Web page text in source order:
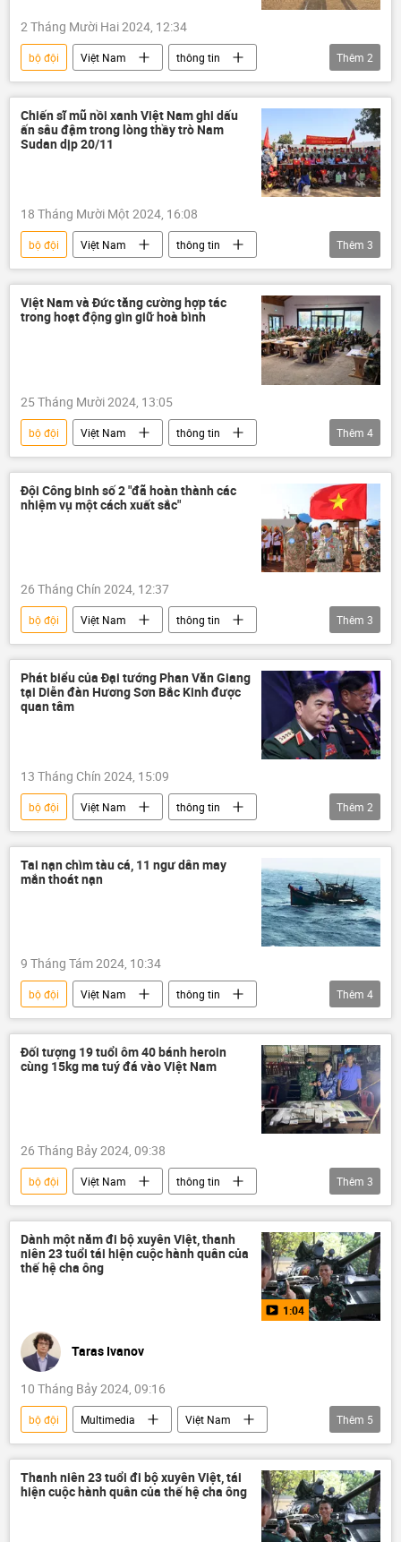
2 Tháng Mười Hai 2024, 12:34
bộ đội Việt Nam
thông tin
Cục Gìn giữ hòa bình Việt Nam
Quân đội Nhân dân Việt Nam
Thêm 2
Chiến sĩ mũ nồi xanh Việt Nam ghi dấu
ấn sâu đậm trong lòng thầy trò Nam
Sudan dịp 20/11
18 Tháng Mười Một 2024, 16:08
bộ đội Việt Nam
thông tin
Cục Gìn giữ hòa bình Việt Nam
Liên Hợp Quốc
Bộ Quốc phòng Việt Nam
Thêm 3
Việt Nam và Đức tăng cường hợp tác
trong hoạt động gìn giữ hoà bình
25 Tháng Mười 2024, 13:05
bộ đội Việt Nam
thông tin
Cục Gìn giữ hòa bình Việt Nam
Liên Hợp Quốc
Bộ Quốc phòng Việt Nam
quân đội
Thêm 4
Đội Công binh số 2 "đã hoàn thành các
nhiệm vụ một cách xuất sắc"
26 Tháng Chín 2024, 12:37
bộ đội Việt Nam
thông tin
Bộ Quốc phòng Việt Nam
Gìn giữ hòa bình
Cục Gìn giữ hòa bình Việt Nam
Thêm 3
Phát biểu của Đại tướng Phan Văn Giang
tại Diễn đàn Hương Sơn Bắc Kinh được
quan tâm
13 Tháng Chín 2024, 15:09
bộ đội Việt Nam
thông tin
Bộ Quốc phòng Việt Nam
Trung Quốc
Thêm 2
Tai nạn chìm tàu cá, 11 ngư dân may
mắn thoát nạn
9 Tháng Tám 2024, 10:34
bộ đội Việt Nam
thông tin
Ngư dân
chìm tàu
Tàu cá
Bộ đội Biên phòng
Thêm 4
Đối tượng 19 tuổi ôm 40 bánh heroin
cùng 15kg ma tuý đá vào Việt Nam
26 Tháng Bảy 2024, 09:38
bộ đội Việt Nam
thông tin
Bộ đội Biên phòng
ma túy
tội phạm
Thêm 3
Dành một năm đi bộ xuyên Việt, thanh
niên 23 tuổi tái hiện cuộc hành quân của
thế hệ cha ông
1:04
Taras Ivanov
10 Tháng Bảy 2024, 09:16
bộ đội Multimedia
Việt Nam
Video
Hồ Chí Minh
Xã hội
Chiến sĩ
Ngày chiến sĩ bảo vệ Tổ quốc
Thêm 5
Thanh niên 23 tuổi đi bộ xuyên Việt, tái
hiện cuộc hành quân của thế hệ cha ông